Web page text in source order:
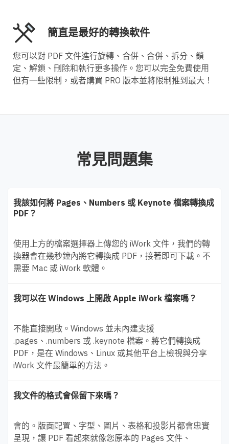
簡直是最好的轉換軟件
您可以對 PDF 文件進行旋轉、合併、合併、拆分、鎖
定、解鎖、刪除和執行更多操作。您可以完全免費使用
但有一些限制，或者購買 PRO 版本並將限制推到最大！
常見問題集
我該如何將 Pages、Numbers 或 Keynote 檔案轉換成
PDF？
使用上方的檔案選擇器上傳您的 iWork 文件，我們的轉
換器會在幾秒鐘內將它轉換成 PDF，接著即可下載。不
需要 Mac 或 iWork 軟體。
我可以在 Windows 上開啟 Apple iWork 檔案嗎？
不能直接開啟。Windows 並未內建支援
.pages、.numbers 或 .keynote 檔案。將它們轉換成
PDF，是在 Windows、Linux 或其他平台上檢視與分享
iWork 文件最簡單的方法。
我文件的格式會保留下來嗎？
會的。版面配置、字型、圖片、表格和投影片都會忠實
呈現，讓 PDF 看起來就像您原本的 Pages 文件、